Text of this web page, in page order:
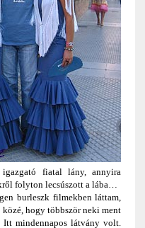
fiatal lány, annyira
folyton lecsúszott a lába…
burleszk filmekben láttam,
hogy többször neki ment
mindennapos látvány volt.